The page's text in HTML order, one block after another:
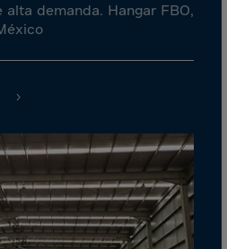
demanda. Hangar FBO,